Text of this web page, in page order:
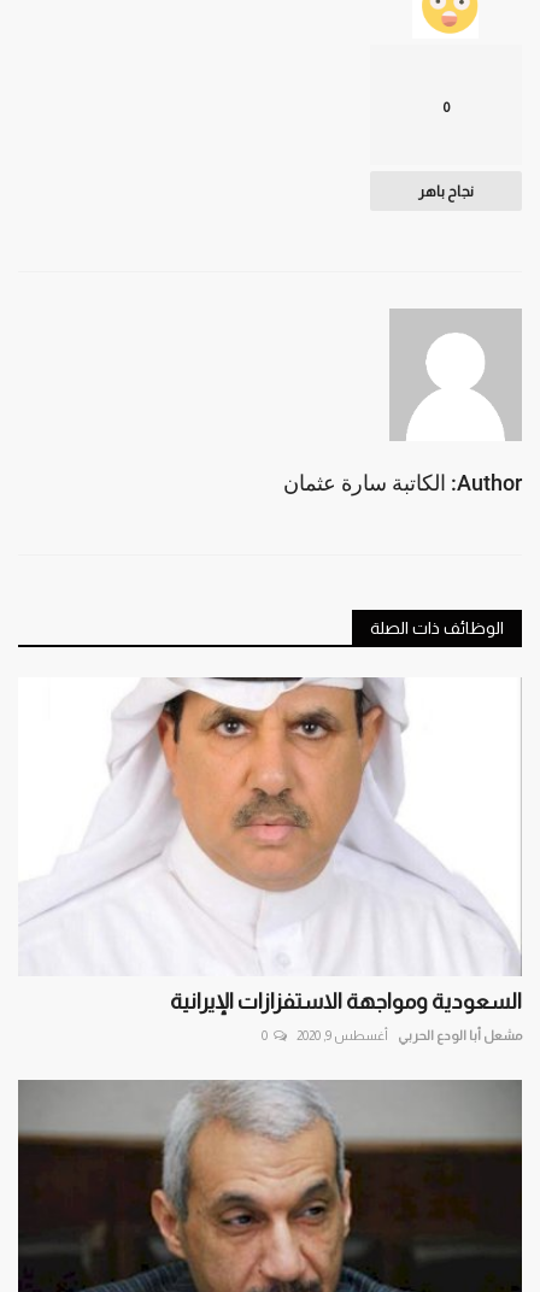
0
نجاح باهر
Author: الكاتبة سارة عثمان
الوظائف ذات الصلة
السعودية ومواجهة الاستفزازات الإيرانية
مشعل أبا الودع الحربي أغسطس 9, 2020 0